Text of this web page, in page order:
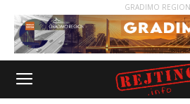
GRADIMO REGION